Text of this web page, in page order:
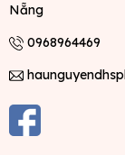
Nẵng
0968964469